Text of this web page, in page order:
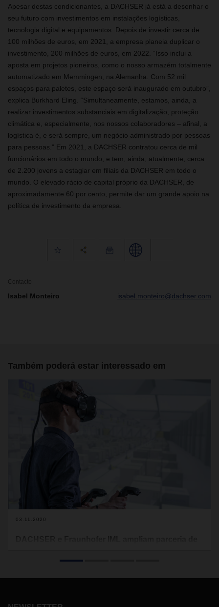
Apesar destas condicionantes, a DACHSER já está a desenhar o
seu futuro com investimentos em instalações logísticas,
tecnologia digital e equipamentos. Depois de investir cerca de
100 milhões de euros, em 2021, a empresa planeia duplicar o
investimento, 200 milhões de euros, em 2022. “Isso inclui a
aposta em projetos pioneiros, como o nosso armazém totalmente
automatizado em Memmingen, na Alemanha. Com 52 mil
espaços para paletes, este espaço será inaugurado em outubro”,
explica Burkhard Eling. “Simultaneamente, estamos, ainda, a
realizar investimentos substanciais em digitalização, proteção
climática e, especialmente, nos nossos colaboradores – afinal, a
logística é, e será sempre, um negócio administrado por pessoas
para pessoas.” Em 2021, a DACHSER contratou cerca de mil
funcionários em todo o mundo, e tem, ainda, atualmente, cerca
de 2.200 jovens a estagiar em filiais da DACHSER em todo o
mundo. O elevado rácio de capital próprio da DACHSER, de
aproximadamente 60 por cento, permite dar um grande apoio na
política de investimento da empresa.
Contacto
Isabel Monteiro isabel.monteiro@dachser.com
Também poderá estar interessado em
03.11.2020
processos digitais e inovações de serviços para a rede